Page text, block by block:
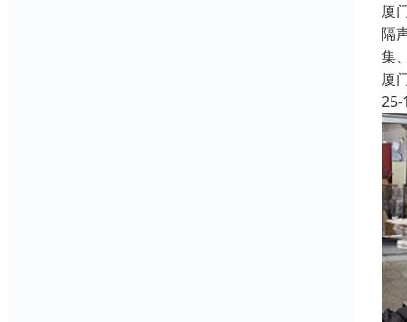
厦
隔
集
厦
25-